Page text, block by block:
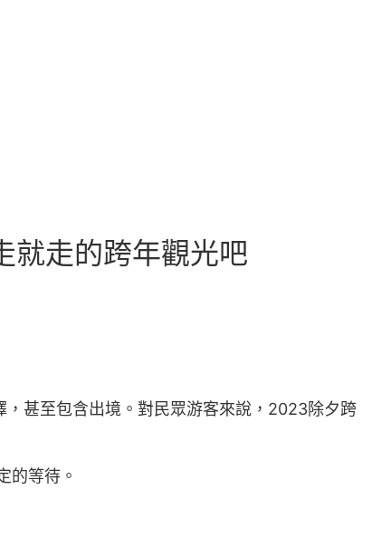
就走的跨年觀光吧
甚至包含出境。對民眾游客來說，2023除夕跨
的等待。